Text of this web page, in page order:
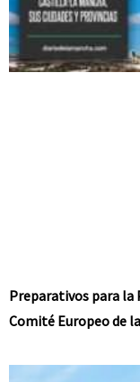
Preparativos para la
Comité Europeo de